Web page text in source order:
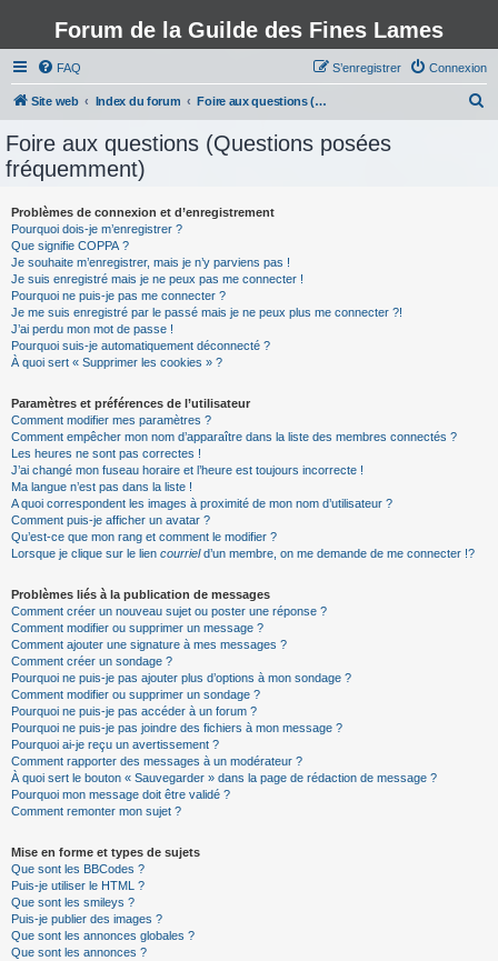
Forum de la Guilde des Fines Lames
FAQ Connexion
S’enregistrer
Site web Index du forum Foire aux questions (Questions posées fréquemment)
Foire aux questions (Questions posées
fréquemment)
Problèmes de connexion et d’enregistrement
Pourquoi dois-je m’enregistrer ?
Que signifie COPPA ?
Je souhaite m’enregistrer, mais je n’y parviens pas !
Je suis enregistré mais je ne peux pas me connecter !
Pourquoi ne puis-je pas me connecter ?
Je me suis enregistré par le passé mais je ne peux plus me connecter ?!
J’ai perdu mon mot de passe !
Pourquoi suis-je automatiquement déconnecté ?
À quoi sert « Supprimer les cookies » ?
Paramètres et préférences de l’utilisateur
Comment modifier mes paramètres ?
Comment empêcher mon nom d’apparaître dans la liste des membres connectés ?
Les heures ne sont pas correctes !
J’ai changé mon fuseau horaire et l’heure est toujours incorrecte !
Ma langue n’est pas dans la liste !
A quoi correspondent les images à proximité de mon nom d’utilisateur ?
Comment puis-je afficher un avatar ?
Qu’est-ce que mon rang et comment le modifier ?
Lorsque je clique sur le lien courrield’un membre, on me demande de me connecter !?
Problèmes liés à la publication de messages
Comment créer un nouveau sujet ou poster une réponse ?
Comment modifier ou supprimer un message ?
Comment ajouter une signature à mes messages ?
Comment créer un sondage ?
Pourquoi ne puis-je pas ajouter plus d’options à mon sondage ?
Comment modifier ou supprimer un sondage ?
Pourquoi ne puis-je pas accéder à un forum ?
Pourquoi ne puis-je pas joindre des fichiers à mon message ?
Pourquoi ai-je reçu un avertissement ?
Comment rapporter des messages à un modérateur ?
À quoi sert le bouton « Sauvegarder » dans la page de rédaction de message ?
Pourquoi mon message doit être validé ?
Comment remonter mon sujet ?
Mise en forme et types de sujets
Que sont les BBCodes ?
Puis-je utiliser le HTML ?
Que sont les smileys ?
Puis-je publier des images ?
Que sont les annonces globales ?
Que sont les annonces ?